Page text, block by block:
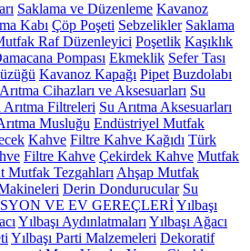
Saklama ve Düzenleme Kavanoz
Kabı Çöp Poşeti Sebzelikler Saklama
Raf Düzenleyici Poşetlik Kaşıklık
Pompası Ekmeklik Sefer Tası
Kavanoz Kapağı Pipet Buzdolabı
Cihazları ve Aksesuarları Su
Arıtma Filtreleri Su Arıtma Aksesuarları
Musluğu Endüstriyel Mutfak
Kahve Filtre Kahve Kağıdı Türk
Filtre Kahve Çekirdek Kahve Mutfak
Mutfak Tezgahları Ahşap Mutfak
Derin Dondurucular Su
VE EV GEREÇLERİYılbaşı
Yılbaşı Aydınlatmaları Yılbaşı Ağacı
Yılbaşı Parti Malzemeleri Dekoratif